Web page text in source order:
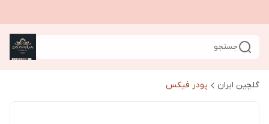
جستجو
گلچین ایران پودر فیکس